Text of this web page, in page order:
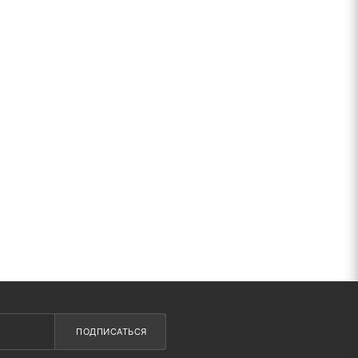
ПОДПИСАТЬСЯ